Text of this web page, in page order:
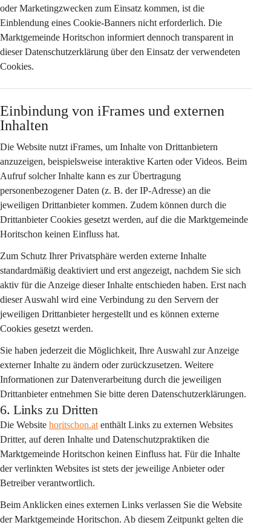
oder Marketingzwecken zum Einsatz kommen, ist die
Einblendung eines Cookie-Banners nicht erforderlich. Die
Marktgemeinde Horitschon informiert dennoch transparent in
dieser Datenschutzerklärung über den Einsatz der verwendeten
Cookies.
Einbindung von iFrames und externen
Inhalten
Die Website nutzt iFrames, um Inhalte von Drittanbietern
anzuzeigen, beispielsweise interaktive Karten oder Videos. Beim
Aufruf solcher Inhalte kann es zur Übertragung
personenbezogener Daten (z. B. der IP-Adresse) an die
jeweiligen Drittanbieter kommen. Zudem können durch die
Drittanbieter Cookies gesetzt werden, auf die die Marktgemeinde
Horitschon keinen Einfluss hat.
Zum Schutz Ihrer Privatsphäre werden externe Inhalte
standardmäßig deaktiviert und erst angezeigt, nachdem Sie sich
aktiv für die Anzeige dieser Inhalte entschieden haben. Erst nach
dieser Auswahl wird eine Verbindung zu den Servern der
jeweiligen Drittanbieter hergestellt und es können externe
Cookies gesetzt werden.
Sie haben jederzeit die Möglichkeit, Ihre Auswahl zur Anzeige
externer Inhalte zu ändern oder zurückzusetzen. Weitere
Informationen zur Datenverarbeitung durch die jeweiligen
Drittanbieter entnehmen Sie bitte deren Datenschutzerklärungen.
6. Links zu Dritten
Die Website horitschon.at enthält Links zu externen Websites
Dritter, auf deren Inhalte und Datenschutzpraktiken die
Marktgemeinde Horitschon keinen Einfluss hat. Für die Inhalte
der verlinkten Websites ist stets der jeweilige Anbieter oder
Betreiber verantwortlich.
Beim Anklicken eines externen Links verlassen Sie die Website
der Marktgemeinde Horitschon. Ab diesem Zeitpunkt gelten die